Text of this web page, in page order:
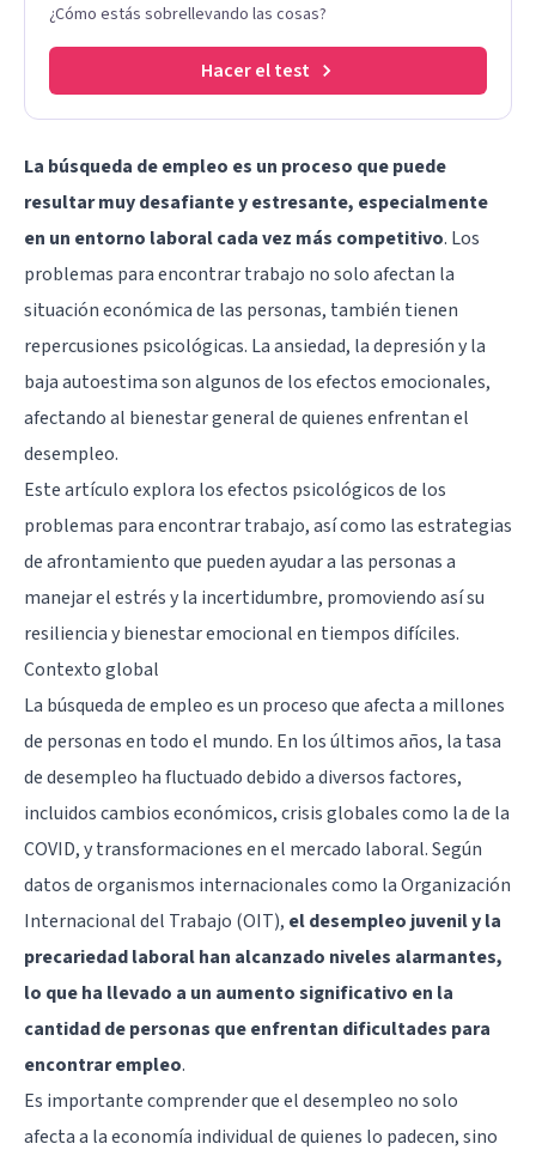
¿Cómo estás sobrellevando las cosas?
Hacer el test
La búsqueda de empleo es un proceso que puede
resultar muy desafiante y estresante, especialmente
en un entorno laboral cada vez más competitivo. Los
problemas para encontrar trabajo no solo afectan la
situación económica de las personas, también tienen
repercusiones psicológicas. La ansiedad, la depresión y la
baja autoestima son algunos de los efectos emocionales,
afectando al bienestar general de quienes enfrentan el
desempleo.
Este artículo explora los efectos psicológicos de los
problemas para encontrar trabajo, así como las estrategias
de afrontamiento que pueden ayudar a las personas a
manejar el estrés y la incertidumbre, promoviendo así su
resiliencia y bienestar emocional en tiempos difíciles.
Contexto global
La búsqueda de empleo es un proceso que afecta a millones
de personas en todo el mundo. En los últimos años, la tasa
de desempleo ha fluctuado debido a diversos factores,
incluidos cambios económicos, crisis globales como la de la
COVID, y transformaciones en el mercado laboral. Según
datos de organismos internacionales como la Organización
Internacional del Trabajo (OIT), el desempleo juvenil y la
precariedad laboral han alcanzado niveles alarmantes,
lo que ha llevado a un aumento significativo en la
cantidad de personas que enfrentan dificultades para
encontrar empleo.
Es importante comprender que el desempleo no solo
afecta a la economía individual de quienes lo padecen, sino